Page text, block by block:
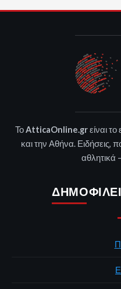
ΤοAtticaOnline.grείναι
και την Αθήνα. Ειδήσεις,
αθλητικά